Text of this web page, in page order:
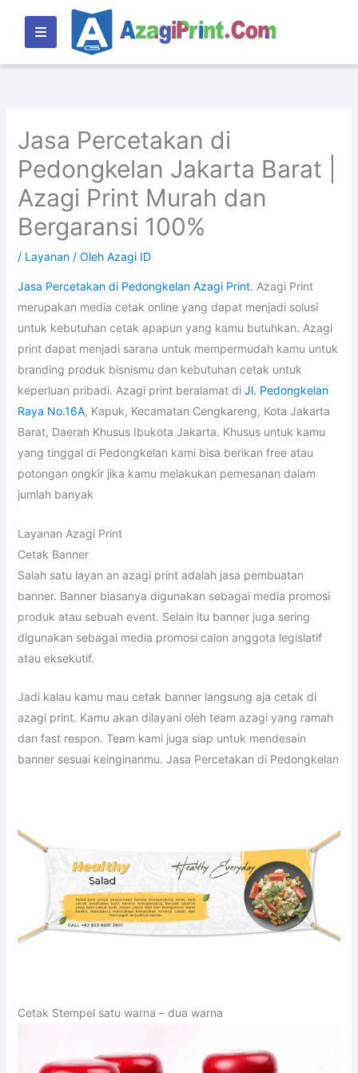
konten
Jasa Percetakan di
Pedongkelan Jakarta Barat |
Azagi Print Murah dan
Bergaransi 100%
/ Layanan/ Oleh Azagi ID
Jasa Percetakan di Pedongkelan Azagi Print. Azagi Print
merupakan media cetak online yang dapat menjadi solusi
untuk kebutuhan cetak apapun yang kamu butuhkan. Azagi
print dapat menjadi sarana untuk mempermudah kamu untuk
branding produk bisnismu dan kebutuhan cetak untuk
keperluan pribadi. Azagi print beralamat di Jl. Pedongkelan
Raya No.16A, Kapuk, Kecamatan Cengkareng, Kota Jakarta
Barat, Daerah Khusus Ibukota Jakarta. Khusus untuk kamu
yang tinggal di Pedongkelan kami bisa berikan free atau
potongan ongkir jika kamu melakukan pemesanan dalam
jumlah banyak
Layanan Azagi Print
Cetak Banner
Salah satu layan an azagi print adalah jasa pembuatan
banner. Banner biasanya digunakan sebagai media promosi
produk atau sebuah event. Selain itu banner juga sering
digunakan sebagai media promosi calon anggota legislatif
atau eksekutif.
Jadi kalau kamu mau cetak banner langsung aja cetak di
azagi print. Kamu akan dilayani oleh team azagi yang ramah
dan fast respon. Team kami juga siap untuk mendesain
banner sesuai keinginanmu. Jasa Percetakan di Pedongkelan
Cetak Stempel satu warna – dua warna